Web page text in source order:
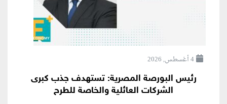
4 أغسطس, 2026
رئيس البورصة المصرية: تستهدف جذب كبرى
الشركات العائلية والخاصة للطرح